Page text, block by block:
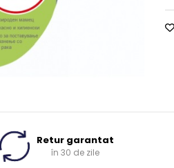
Retur garantat
în 30 de zile